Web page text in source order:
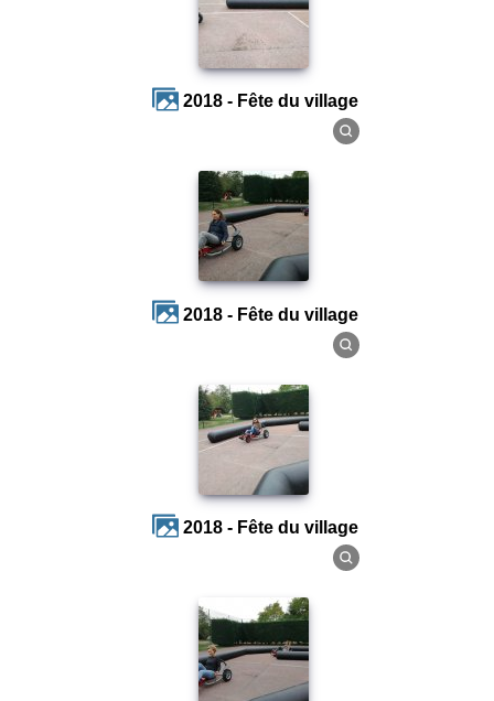
2018 - Fête du village
2018 - Fête du village
2018 - Fête du village